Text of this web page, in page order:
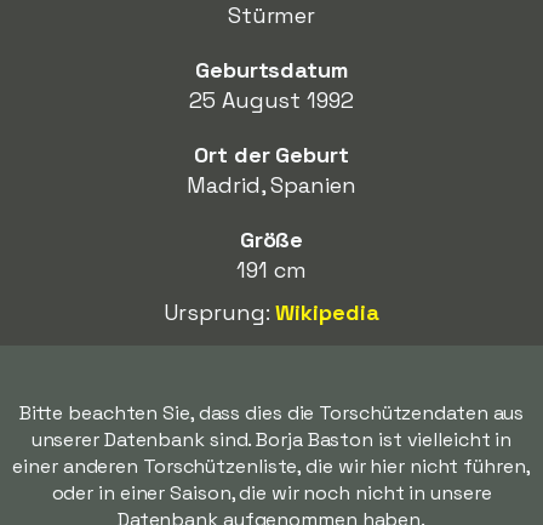
Stürmer
Geburtsdatum
25 August 1992
Ort der Geburt
Madrid, Spanien
Größe
191 cm
Ursprung:Wikipedia
Bitte beachten Sie, dass dies die Torschützendaten aus
unserer Datenbank sind. Borja Baston ist vielleicht in
einer anderen Torschützenliste, die wir hier nicht führen,
oder in einer Saison, die wir noch nicht in unsere
Datenbank aufgenommen haben.